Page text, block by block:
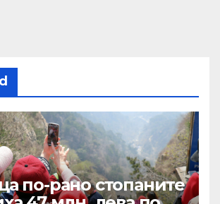
по-рано стопаните